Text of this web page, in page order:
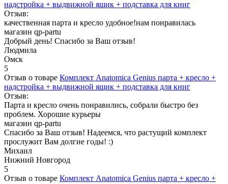
надстройка + выдвижной ящик + подставка для книг
Отзыв:
качественная парта и кресло удобное!нам понравилась
магазин qp-partu
Добрый день! Спасибо за Ваш отзыв!
Людмила
Омск
5
Отзыв о товаре Комплект Anatomica Genius парта + кресло +
надстройка + выдвижной ящик + подставка для книг
Отзыв:
Парта и кресло очень понравились, собрали быстро без
проблем. Хорошие курьеры
магазин qp-partu
Спасибо за Ваш отзыв! Надеемся, что растущий комплект
прослужит Вам долгие годы! :)
Михаил
Нижний Новгород
5
Отзыв о товаре Комплект Anatomica Genius парта + кресло +